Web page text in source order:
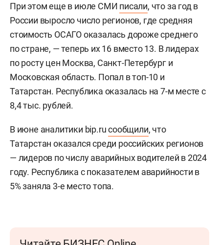
При этом еще в июле СМИ писали, что за год в
России выросло число регионов, где средняя
стоимость ОСАГО оказалась дороже среднего
по стране, — теперь их 16 вместо 13. В лидерах
по росту цен Москва, Санкт-Петербург и
Московская область. Попал в топ-10 и
Татарстан. Республика оказалась на 7-м месте с
8,4 тыс. рублей.
В июне аналитики bip.ruсообщили, что
Татарстан оказался среди российских регионов
— лидеров по числу аварийных водителей в 2024
году. Республика с показателем аварийности в
5% заняла 3-е место топа.